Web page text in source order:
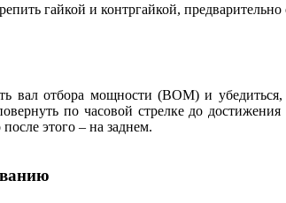
гайкой и контргайкой,
вал отбора мощности (ВОМ) и
по часовой стрелке до
этого – на заднем.